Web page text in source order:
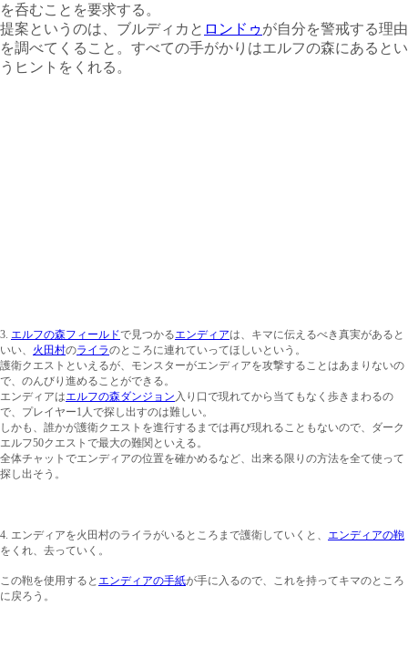
を呑むことを要求する。
提案というのは、ブルディカと ロンドゥ が自分を警戒する理由
を調べてくること。すべての手がかりはエルフの森にあるとい
うヒントをくれる。
3. エルフの森フィールドで見つかるエンディアは、キマに伝えるべき真実があると
いい、 火田村のライラのところに連れていってほしいという。
護衛クエストといえるが、モンスターがエンディアを攻撃することはあまりないの
で、のんびり進めることができる。
エンディアはエルフの森ダンジョン 入り口で現れてから当てもなく歩きまわるの
で、プレイヤー1人で探し出すのは難しい。
しかも、誰かが護衛クエストを進行するまでは再び現れることもないので、ダーク
エルフ50クエストで最大の難関といえる。
全体チャットでエンディアの位置を確かめるなど、出来る限りの方法を全て使って
探し出そう。
4. エンディアを火田村のライラがいるところまで護衛していくと、 エンディアの鞄
をくれ、去っていく。
この鞄を使用すると エンディアの手紙が手に入るので、これを持ってキマのところ
に戻ろう。